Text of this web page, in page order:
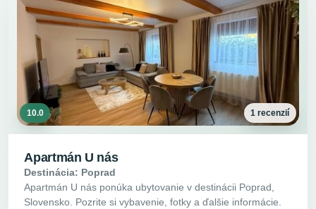
10.0 1 recenzií
Apartmán U nás
Destinácia: Poprad
Apartmán U nás ponúka ubytovanie v destinácii Poprad,
Slovensko. Pozrite si vybavenie, fotky a ďalšie informácie.